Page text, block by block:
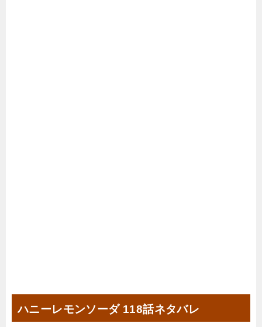
ハニーレモンソーダ 118話ネタバレ